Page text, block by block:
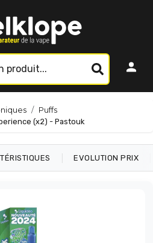
Puffs
(x2) - Pastouk
EVOLUTION PRIX